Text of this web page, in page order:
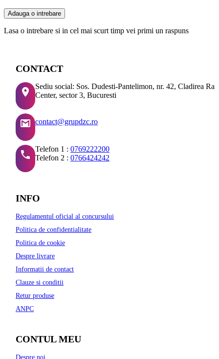
Adauga o intrebare
Lasa o intrebare si in cel mai scurt timp vei primi un raspuns
CONTACT
Sediu social: Sos. Dudesti-Pantelimon, nr. 42, Cladirea
Center, sector 3, Bucuresti
contact@grupdzc.ro
Telefon 1 : 0769222200
Telefon 2 : 0766424242
INFO
Regulamentul oficial al concursului
Politica de confidentialitate
Politica de cookie
Despre livrare
Informatii de contact
Clauze si conditii
Retur produse
ANPC
CONTUL MEU
Despre noi